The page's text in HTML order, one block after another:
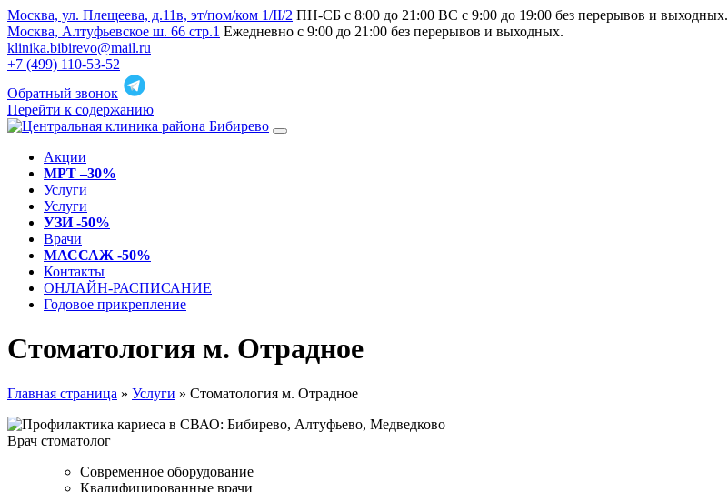
Москва, ул. Плещеева, д.11в, эт/пом/ком 1/II/2 ПН-СБ с 8:00 до 21:00 ВС с 9:00 до 19:00 без перерывов и выходных.
Москва, Алтуфьевское ш. 66 стр.1 Ежедневно с 9:00 до 21:00 без перерывов и выходных.
klinika.bibirevo@mail.ru
+7 (499) 110-53-52
Обратный звонок
Перейти к содержанию
Акции
МРТ –30%
Услуги
Услуги
УЗИ -50%
Врачи
МАССАЖ -50%
Контакты
ОНЛАЙН-РАСПИСАНИЕ
Годовое прикрепление
Стоматология м. Отрадное
Главная страница » Услуги » Стоматология м. Отрадное
Врач стоматолог
Современное оборудование
Квалифицированные врачи